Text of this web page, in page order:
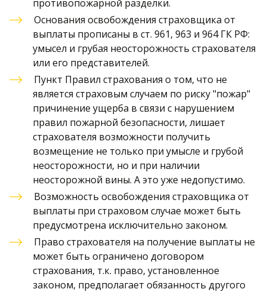
противопожарной разделки.
Основания освобождения страховщика от
выплаты прописаны в ст. 961, 963 и 964 ГК РФ:
умысел и грубая неосторожность страхователя
или его представителей.
Пункт Правил страхования о том, что не
является страховым случаем по риску "пожар"
причинение ущерба в связи с нарушением
правил пожарной безопасности, лишает
страхователя возможности получить
возмещение не только при умысле и грубой
неосторожности, но и при наличии
неосторожной вины. А это уже недопустимо.
Возможность освобождения страховщика от
выплаты при страховом случае может быть
предусмотрена исключительно законом.
Право страхователя на получение выплаты не
может быть ограничено договором
страхования, т.к. право, установленное
законом, предполагает обязанность другого